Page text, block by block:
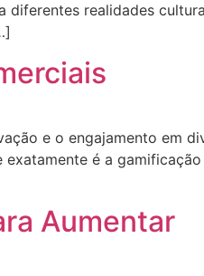
diferentes realidades
e o engajamento em
é a
Aumentar